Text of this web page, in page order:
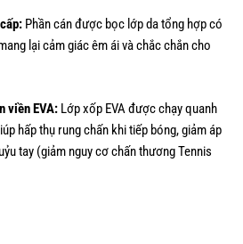
Phần cán được bọc lớp da tổng hợp có
lại cảm giác êm ái và chắc chắn cho
viền EVA:Lớp xốp EVA được chạy quanh
hấp thụ rung chấn khi tiếp bóng, giảm áp
tay (giảm nguy cơ chấn thương Tennis